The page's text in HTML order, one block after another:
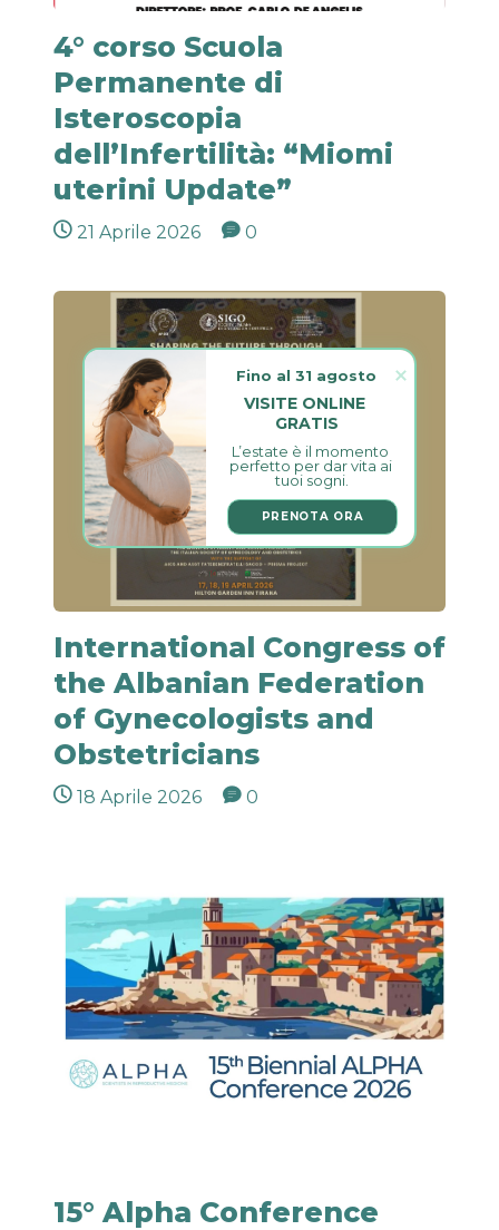
4° corso Scuola
Permanente di
Isteroscopia
dell’Infertilità: “Miomi
uterini Update”
21 Aprile 2026 0
International Congress of
the Albanian Federation
of Gynecologists and
Obstetricians
18 Aprile 2026 0
15° Alpha Conference
VISITE ONLINE
GRATIS
L’estate è il momento
perfetto per dar vita ai
tuoi sogni.
PRENOTA ORA
Fino al 31 agosto